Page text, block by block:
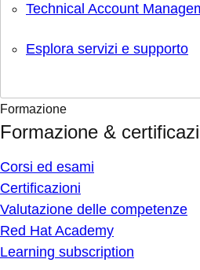
Technical Account
Esplora servizi e supporto
Formazione
Formazione &
Corsi ed esami
Certificazioni
Valutazione delle competenze
Red Hat Academy
Learning subscription